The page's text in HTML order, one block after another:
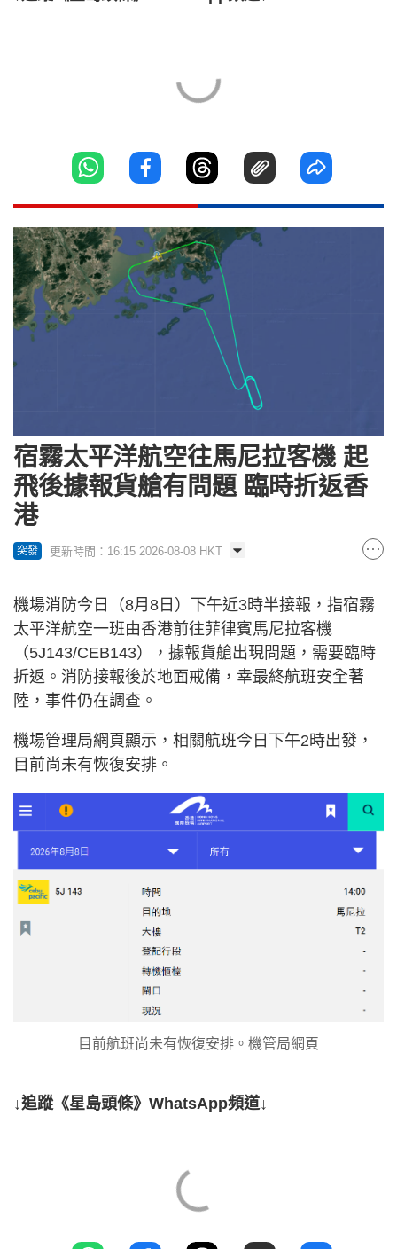
宿霧太平洋航空往馬尼拉客機 起
飛後據報貨艙有問題 臨時折返香
港
突發 更新時間：16:15 2026-08-08 HKT
機場消防今日（8月8日）下午近3時半接報，指宿霧
太平洋航空一班由香港前往菲律賓馬尼拉客機
（5J143/CEB143），據報貨艙出現問題，需要臨時
折返。消防接報後於地面戒備，幸最終航班安全著
陸，事件仍在調查。
機場管理局網頁顯示，相關航班今日下午2時出發，
目前尚未有恢復安排。
目前航班尚未有恢復安排。機管局網頁
↓追蹤《星島頭條》WhatsApp頻道↓